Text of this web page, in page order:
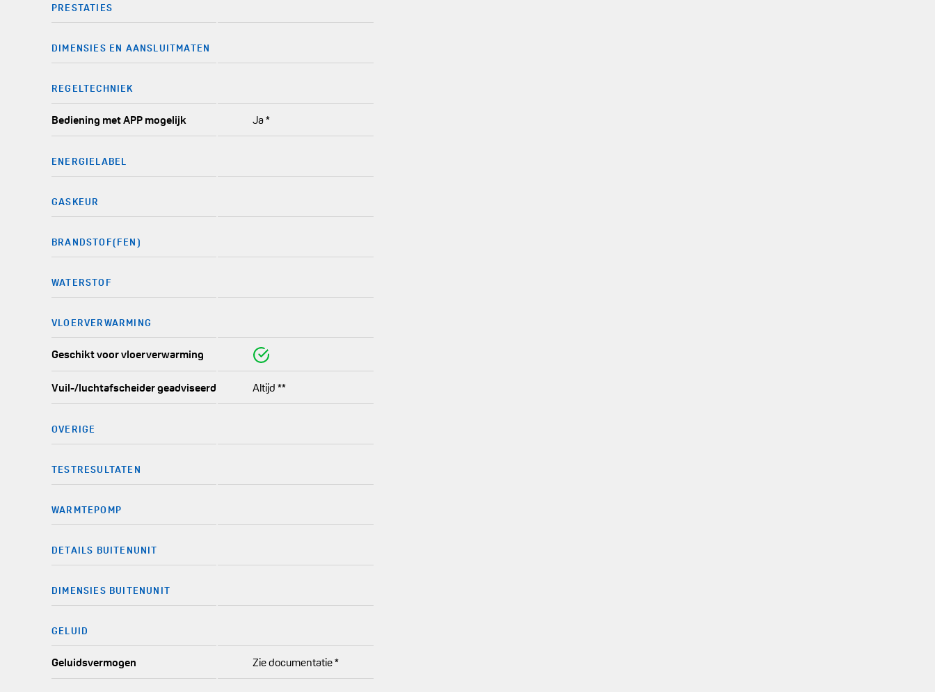
PRESTATIES
DIMENSIES EN AANSLUITMATEN
REGELTECHNIEK
Bediening met APP mogelijk Ja *
ENERGIELABEL
GASKEUR
BRANDSTOF(FEN)
WATERSTOF
VLOERVERWARMING
Geschikt voor vloerverwarming
Vuil-/luchtafscheider geadviseerd Altijd **
OVERIGE
TESTRESULTATEN
WARMTEPOMP
DETAILS BUITENUNIT
DIMENSIES BUITENUNIT
GELUID
Geluidsvermogen Zie documentatie *